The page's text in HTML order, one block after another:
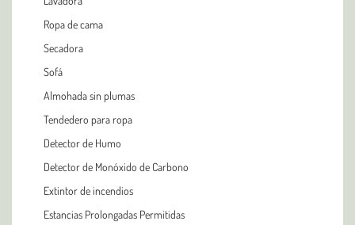
Ropa de cama
Secadora
Sofá
Almohada sin plumas
Tendedero para ropa
Detector de Humo
Detector de Monóxido de Carbono
Extintor de incendios
Estancias Prolongadas Permitidas